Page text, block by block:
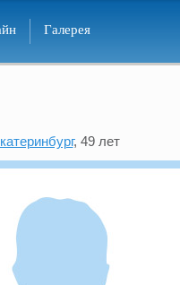
Галерея
, 49 лет